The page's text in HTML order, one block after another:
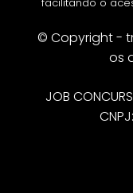
© Copyright -
os
JOB